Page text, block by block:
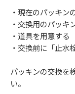
・現在のパッキン
・交換用のパッキ
・道具を用意する
・交換前に「止水
パッキンの交換を
い。